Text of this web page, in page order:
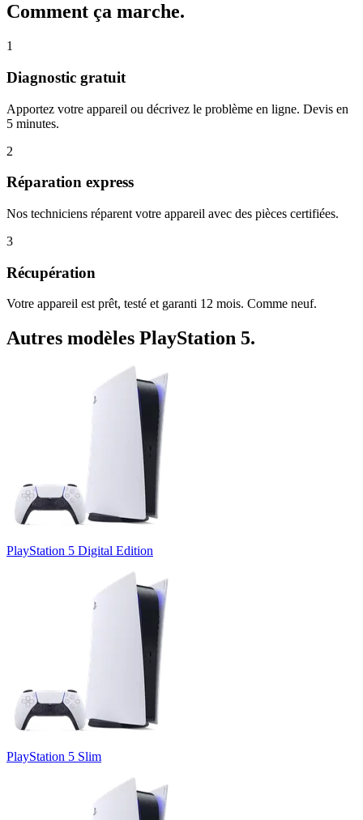
Comment ça marche.
1
Diagnostic gratuit
Apportez votre appareil ou décrivez le problème en ligne. Devis en
5 minutes.
2
Réparation express
Nos techniciens réparent votre appareil avec des pièces certifiées.
3
Récupération
Votre appareil est prêt, testé et garanti 12 mois. Comme neuf.
Autres modèles PlayStation 5.
PlayStation 5 Digital Edition
PlayStation 5 Slim